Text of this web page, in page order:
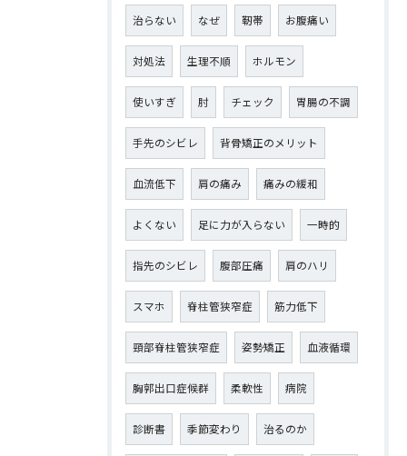
治らない なぜ 靭帯 お腹痛い
対処法 生理不順 ホルモン
使いすぎ 肘 チェック 胃腸の不調
手先のシビレ 背骨矯正のメリット
血流低下 肩の痛み 痛みの緩和
よくない 足に力が入らない 一時的
指先のシビレ 腹部圧痛 肩のハリ
スマホ 脊柱管狭窄症 筋力低下
頸部脊柱管狭窄症 姿勢矯正 血液循環
胸郭出口症候群 柔軟性 病院
診断書 季節変わり 治るのか